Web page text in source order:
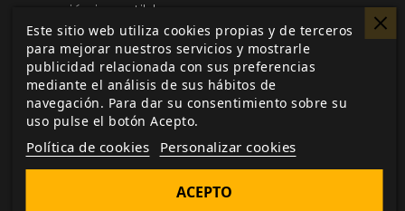
promoción irrepetible.
Unidades muy limitadas y disponibles exclusivamente
hasta agotar existencias, a través de nuestra web y
tiendas colaboradoras deNosolorol.
VISITA NUESTRO VIERNES NEGRO 2021
Este sitio web utiliza cookies propias y de terceros
para mejorar nuestros servicios y mostrarle
publicidad relacionada con sus preferencias
mediante el análisis de sus hábitos de
navegación. Para dar su consentimiento sobre su
uso pulse el botón Acepto.
Política de cookies Personalizar cookies
ACEPTO